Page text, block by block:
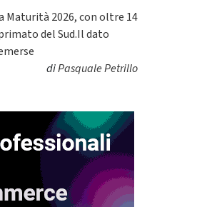
Maturità 2026, con oltre 14
del Sud.Il dato
diPasquale Petrillo